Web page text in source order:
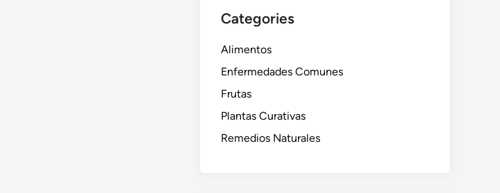
Categories
Alimentos
Enfermedades Comunes
Frutas
Plantas Curativas
Remedios Naturales